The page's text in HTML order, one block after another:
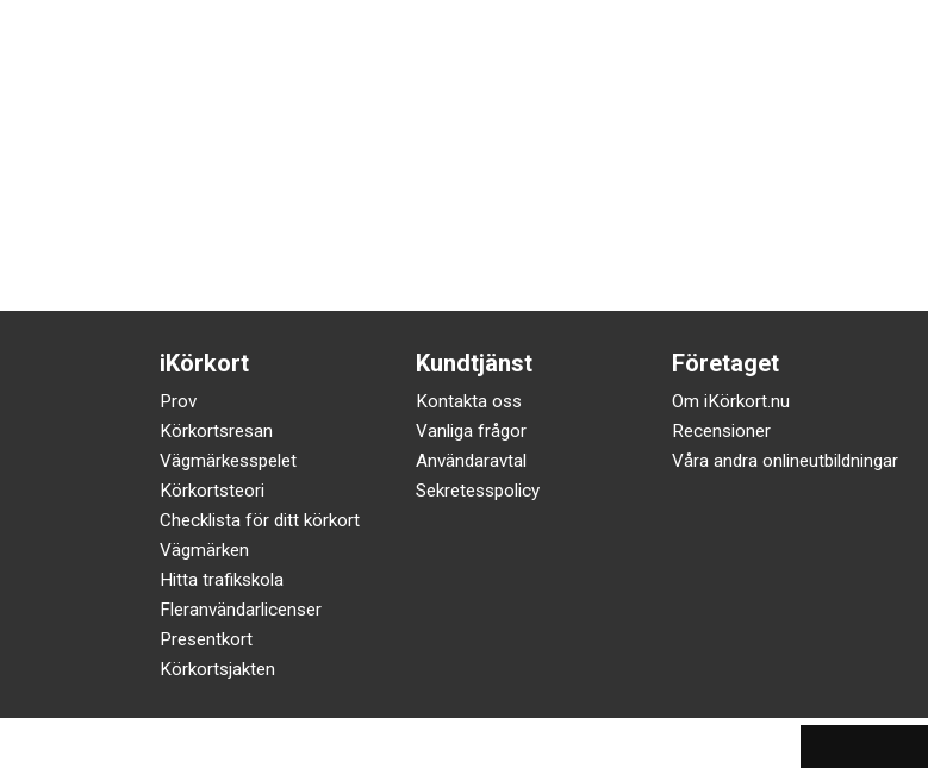
iKörkort
Prov
Körkortsresan
Vägmärkesspelet
Körkortsteori
Checklista för ditt körkort
Vägmärken
Hitta trafikskola
Fleranvändarlicenser
Presentkort
Körkortsjakten
Kundtjänst
Kontakta oss
Vanliga frågor
Användaravtal
Sekretesspolicy
Företaget
Om iKörkort.nu
Recensioner
Våra andra onlineutbildningar